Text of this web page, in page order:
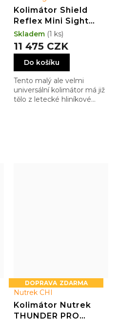
Kolimátor Shield
Reflex Mini Sight
Compact (RMSC)
GLASS edition 4MOA
Dot (3.25MOA)
11 475 CZK
Do košíku
Tento malý ale velmi
universální kolimátor má již
tělo z letecké hliníkové
Skladem (1 ks)
ZDARMA
Nutrek CHI
Kolimátor Nutrek
THUNDER PRO